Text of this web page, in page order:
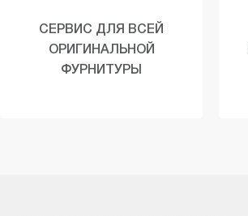
СЕРВИС ДЛЯ ВСЕЙ
ОРИГИНАЛЬНОЙ
ФУРНИТУРЫ